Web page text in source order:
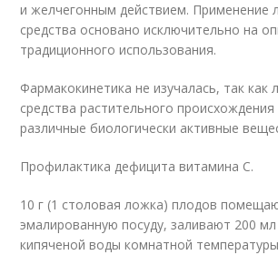
и желчегонным действием. Применение
средства основано исключительно на
традиционного использования.
Фармакокинетика не изучалась, так как
средства растительного
различные биологически активные
Профилактика дефицита витамина С.
10 г (1 столовая ложка) плодов
эмалированную посуду, заливают 200 мл
кипяченой воды комнатной